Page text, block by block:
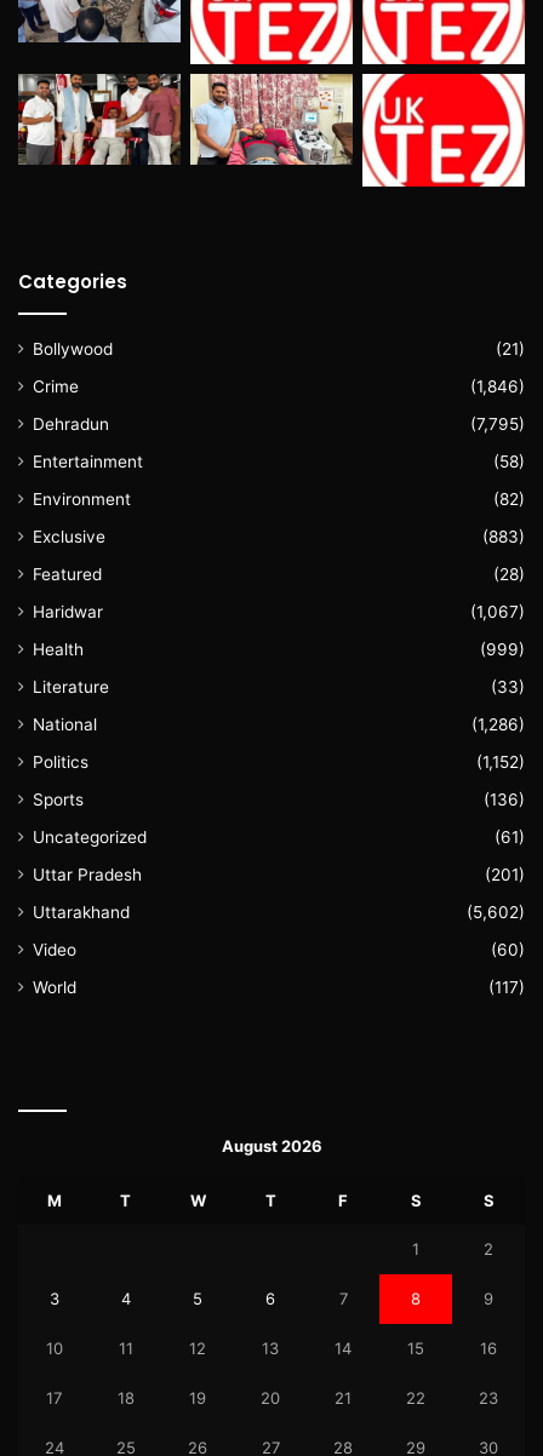
Categories
Bollywood
(21)
Crime
(1,846)
Dehradun
(7,795)
Entertainment
(58)
Environment
(82)
Exclusive
(883)
Featured
(28)
Haridwar
(1,067)
Health
(999)
Literature
(33)
National
(1,286)
Politics
(1,152)
Sports
(136)
Uncategorized
(61)
Uttar Pradesh
(201)
Uttarakhand
(5,602)
Video
(60)
World
(117)
August 2026
M T W T F S S
1 2
3 4 5 6 7 8 9
10 11 12 13 14 15 16
17 18 19 20 21 22 23
24 25 26 27 28 29 30